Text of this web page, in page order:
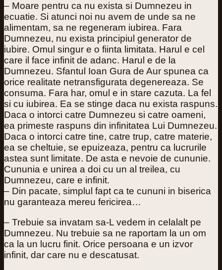
– Moare pentru ca nu exista si Dumnezeu in
ecuatie. Si atunci noi nu avem de unde sa ne
alimentam, sa ne regeneram iubirea. Fara
Dumnezeu, nu exista principiul generator de
iubire. Omul singur e o fiinta limitata. Harul e cel
care il face infinit de adanc. Harul e de la
Dumnezeu. Sfantul Ioan Gura de Aur spunea ca
orice realitate netransfigurata degenereaza. Se
consuma. Fara har, omul e in stare cazuta. La fel
si cu iubirea. Ea se stinge daca nu exista raspuns.
Daca o intorci catre Dumnezeu si catre oameni,
ea primeste raspuns din infinitatea Lui Dumnezeu.
Daca o intorci catre tine, catre trup, catre materie,
ea se cheltuie, se epuizeaza, pentru ca lucrurile
astea sunt limitate. De asta e nevoie de cununie.
Cununia e unirea a doi cu un al treilea, cu
Dumnezeu, care e infinit.
– Din pacate, simplul fapt ca te cununi in biserica
nu garanteaza mereu fericirea…
– Trebuie sa invatam sa-L vedem in celalalt pe
Dumnezeu. Nu trebuie sa ne raportam la un om
ca la un lucru finit. Orice persoana e un izvor
infinit, dar care nu e descatusat.